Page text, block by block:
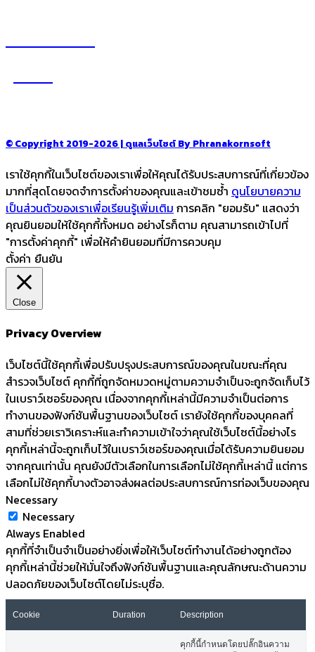
รู้จักเรา
© Copyright 2019-2026 | ดูแลเว็บไซต์ By Phranakornsoft
เราใช้คุกกี้ในเว็บไซต์ของเราเพื่อให้คุณได้รับประสบการณ์ที่เกี่ยวข้อง
มากที่สุดโดยจดจำการตั้งค่าของคุณและเข้าชมซ้ำ ดูนโยบายความ
เป็นส่วนตัวของเราเพื่อเรียนรู้เพิ่มเติม การคลิก "ยอมรับ" แสดงว่า
คุณยินยอมให้ใช้คุกกี้ทั้งหมด อย่างไรก็ตาม คุณสามารถเข้าไปที่
"การตั้งค่าคุกกี้" เพื่อให้คำยินยอมที่มีการควบคุม
ตั้งค่า ยืนยัน
Close
Privacy Overview
เว็บไซต์นี้ใช้คุกกี้เพื่อปรับปรุงประสบการณ์ของคุณในขณะที่คุณ
สำรวจเว็บไซต์ คุกกี้ที่ถูกจัดหมวดหมู่ตามความจำเป็นจะถูกจัดเก็บไว้
ในเบราว์เซอร์ของคุณ เนื่องจากคุกกี้เหล่านี้มีความจำเป็นต่อการ
ทำงานของฟังก์ชันพื้นฐานของเว็บไซต์ เรายังใช้คุกกี้ของบุคคลที่
สามที่ช่วยเราวิเคราะห์และทำความเข้าใจว่าคุณใช้เว็บไซต์นี้อย่างไร
คุกกี้เหล่านี้จะถูกเก็บไว้ในเบราว์เซอร์ของคุณเมื่อได้รับความยินยอม
จากคุณเท่านั้น คุณยังมีตัวเลือกในการเลือกไม่ใช้คุกกี้เหล่านี้ แต่การ
เลือกไม่ใช้คุกกี้บางตัวอาจส่งผลต่อประสบการณ์การท่องเว็บของคุณ
Necessary
Necessary
Always Enabled
คุกกี้ที่จำเป็นจำเป็นอย่างยิ่งเพื่อให้เว็บไซต์ทำงานได้อย่างถูกต้อง
คุกกี้เหล่านี้ช่วยให้มั่นใจถึงฟังก์ชันพื้นฐานและคุณลักษณะด้านความ
ปลอดภัยของเว็บไซต์โดยไม่ระบุชื่อ.
Cookie Duration Description
คุกกี้นี้กำหนดโดยปลั๊กอินความ